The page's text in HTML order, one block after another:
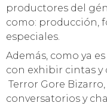
productores del
como: producción,
especiales.
Además, como ya
con exhibir cintas
Terror Gore
conversatorios y